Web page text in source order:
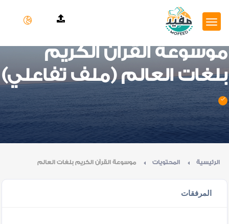
موسوعة القرآن الكريم
بلغات العالم (ملف تفاعلي)
الرئيسية المحتويات موسوعة القرآن الكريم بلغات العالم
المرفقات